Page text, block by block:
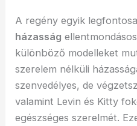
A regény egyik
házasság
különböző modelleket
szerelem nélküli
szenvedélyes, de
valamint Levin és Kitty
egészséges szerelmét.